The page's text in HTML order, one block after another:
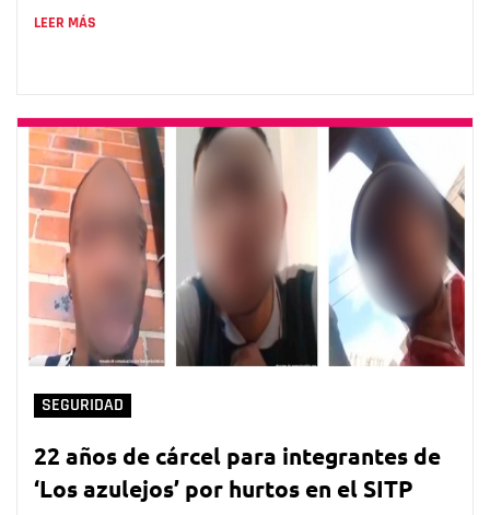
LEER MÁS
SEGURIDAD
22 años de cárcel para integrantes de
‘Los azulejos’ por hurtos en el SITP